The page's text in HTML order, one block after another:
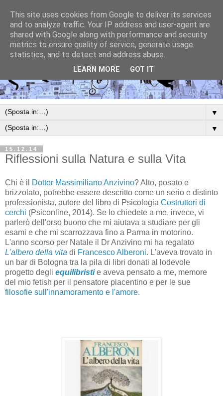
▼
▼
15.12.14
Riflessioni sulla Natura e sulla Vita
Chi è il Dottor Massimiliano Anzivino? Alto, posato e
brizzolato, potrebbe essere descritto come un serio e distinto
professionista, autore del libro di Psicologia Costruttori di
cerchi (Psiconline, 2014). Se lo chiedete a me, invece, vi
parlerò dell'orso buono che mi aiutava a studiare per gli
esami e che mi scarrozzava fino a Parma in motorino.
L'anno scorso per Natale il Dr Anzivino mi ha regalato
L'albero della vita di Francesco Alberoni. L'aveva trovato in
un bar di Bologna tra la pila di libri donati al lodevole
progetto degli equilibristi e aveva pensato a me, memore
del mio fetish per il pensatore piacentino e per le sue
filosofie sull'innamoramento e l'amore.
This site uses cookies from Google to deliver its services
and to analyze traffic. Your IP address and user-agent are
shared with Google along with performance and security
metrics to ensure quality of service, generate usage
statistics, and to detect and address abuse.
LEARN MORE GOT IT